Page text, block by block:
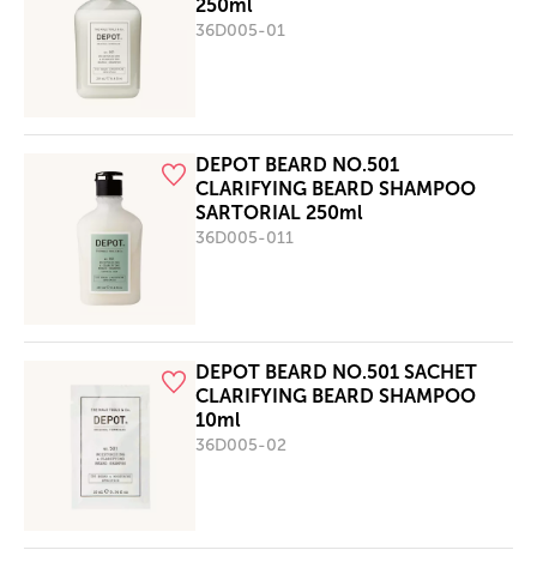
250ml
36D005-01
DEPOT BEARD NO.501
CLARIFYING BEARD SHAMPOO
SARTORIAL 250ml
36D005-011
DEPOT BEARD NO.501 SACHET
CLARIFYING BEARD SHAMPOO
10ml
36D005-02